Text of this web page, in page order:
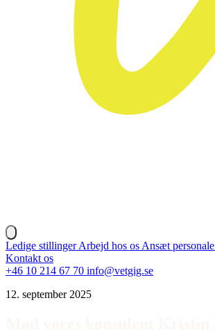
Ledige stillingerArbejd hos os Ansæt personale
Kontakt os
+46 10 214 67 70 info@vetgig.se
12. september 2025